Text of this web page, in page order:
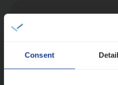
Consent
Busi­ness Mana­ger
People Management, Sales
Antwerpen